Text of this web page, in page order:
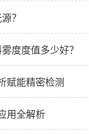
？
度度值多少好？
赋能精密检测
用全解析